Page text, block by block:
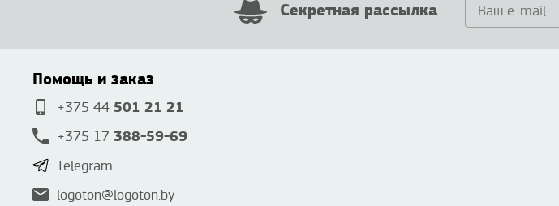
Секретная рассылка
Помощь и заказ
+375 44 501 21 21
+375 17 388-59-69
Telegram
logoton@logoton.by